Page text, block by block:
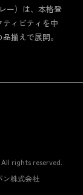
ー）は、本格登
ィビティを中
揃えで展開。
rights reserved.
ン株式会社